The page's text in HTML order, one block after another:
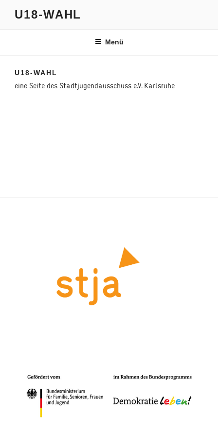
InhaltU18-WAHL
Menü
U18-WAHL
eine Seite des Stadtjugendausschuss e.V. Karlsruhe